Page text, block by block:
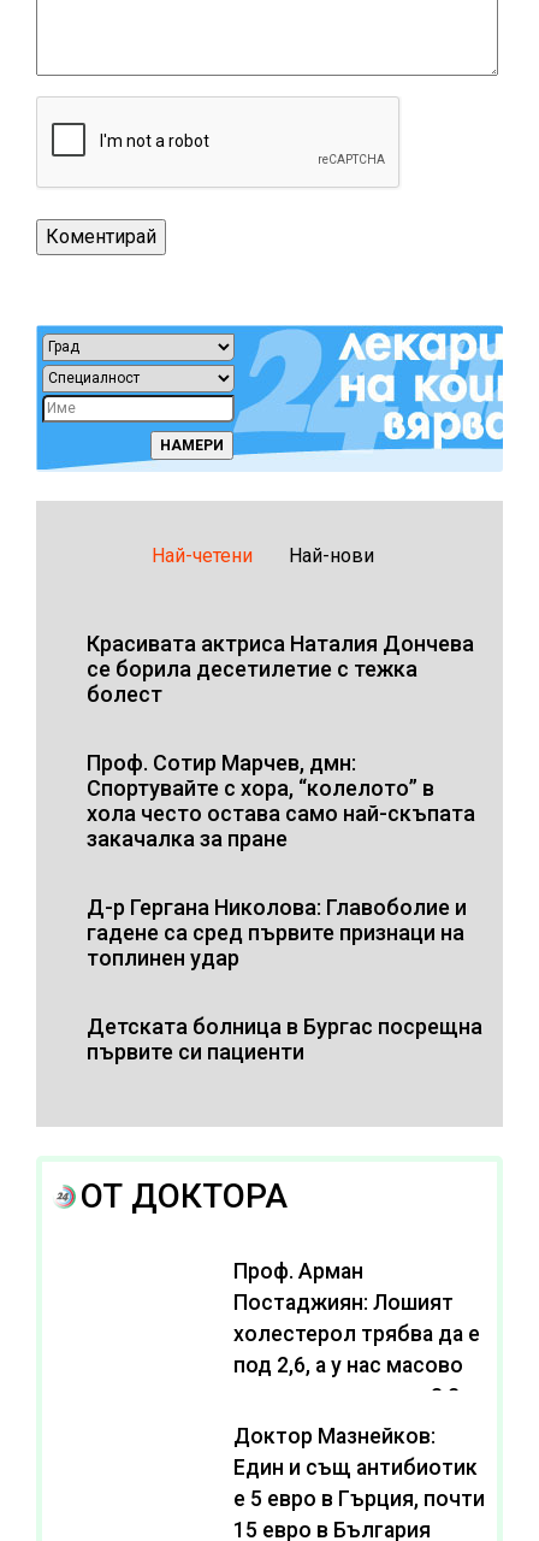
Най-четени Най-нови
Красивата актриса Наталия Дончева
се борила десетилетие с тежка
болест
Проф. Сотир Марчев, дмн:
Спортувайте с хора, “колелото” в
хола често остава само най-скъпата
закачалка за пране
Д-р Гергана Николова: Главоболие и
гадене са сред първите признаци на
топлинен удар
Детската болница в Бургас посрещна
първите си пациенти
ОТ ДОКТОРА
Проф. Арман
Постаджиян: Лошият
холестерол трябва да е
под 2,6, а у нас масово
се живее с нива от 3,2
Доктор Мазнейков:
Един и същ антибиотик
e 5 евро в Гърция, почти
15 евро в България